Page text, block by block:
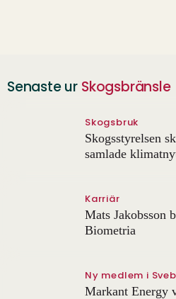
Senaste ur Skogsbränsle
Skogsbruk
Skogsstyrelsen
samlade
Karriär
Mats Jakobsson
Biometria
Ny medlem i
Markant Energy